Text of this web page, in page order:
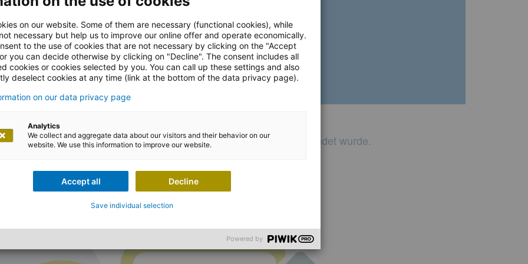
innovatives Unternehmen, das 1967 in Frankreich gegründet wurde.
Mars Incorporated ist ROYAL CANIN der Spezialist im Bereich
und Katzen.
on our website. Some of them are necessary (functional cookies), while
necessary but help us to improve our online offer and operate economically.
to the use of cookies that are not necessary by clicking on the "Accept
you can decide otherwise by clicking on "Decline". The consent includes all
cookies or cookies selected by you. You can call up these settings and also
deselect cookies at any time (link at the bottom of the data privacy page).
on our data privacy page
Analytics
We collect and aggregate data about our visitors and their behavior on our
website. We use this information to improve our website.
Accept all Decline
Save individual selection
Powered by